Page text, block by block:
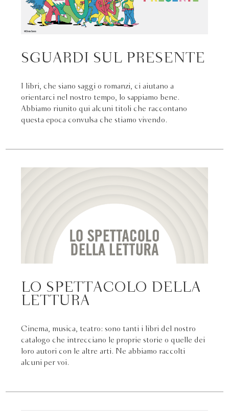
SGUARDI SUL PRESENTE
I libri, che siano saggi o romanzi, ci aiutano a
orientarci nel nostro tempo, lo sappiamo bene.
Abbiamo riunito qui alcuni titoli che raccontano
questa epoca convulsa che stiamo vivendo.
LO SPETTACOLO DELLA
LETTURA
Cinema, musica, teatro: sono tanti i libri del nostro
catalogo che intrecciano le proprie storie o quelle dei
loro autori con le altre arti. Ne abbiamo raccolti
alcuni per voi.